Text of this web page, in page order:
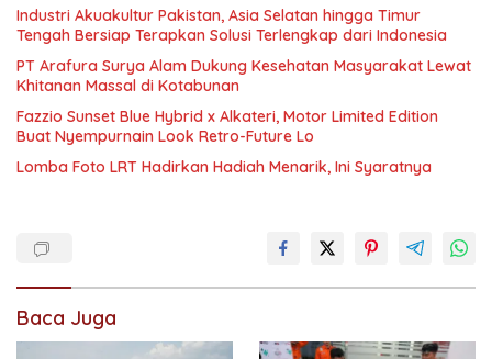
Industri Akuakultur Pakistan, Asia Selatan hingga Timur
Tengah Bersiap Terapkan Solusi Terlengkap dari Indonesia
PT Arafura Surya Alam Dukung Kesehatan Masyarakat Lewat
Khitanan Massal di Kotabunan
Fazzio Sunset Blue Hybrid x Alkateri, Motor Limited Edition
Buat Nyempurnain Look Retro-Future Lo
Lomba Foto LRT Hadirkan Hadiah Menarik, Ini Syaratnya
Baca Juga